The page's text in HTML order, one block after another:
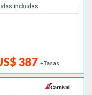
387 +Tasas
incluidas